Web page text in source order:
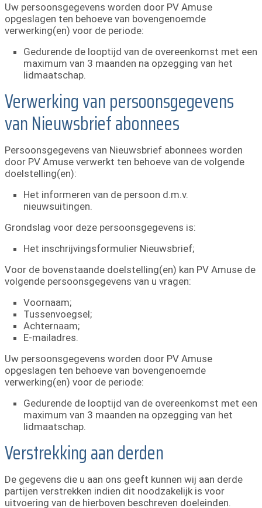
Uw persoonsgegevens worden door PV Amuse
opgeslagen ten behoeve van bovengenoemde
verwerking(en) voor de periode:
Gedurende de looptijd van de overeenkomst met een
maximum van 3 maanden na opzegging van het
lidmaatschap.
Verwerking van persoonsgegevens
van Nieuwsbrief abonnees
Persoonsgegevens van Nieuwsbrief abonnees worden
door PV Amuse verwerkt ten behoeve van de volgende
doelstelling(en):
Het informeren van de persoon d.m.v.
nieuwsuitingen.
Grondslag voor deze persoonsgegevens is:
Het inschrijvingsformulier Nieuwsbrief;
Voor de bovenstaande doelstelling(en) kan PV Amuse de
volgende persoonsgegevens van u vragen:
Voornaam;
Tussenvoegsel;
Achternaam;
E-mailadres.
Uw persoonsgegevens worden door PV Amuse
opgeslagen ten behoeve van bovengenoemde
verwerking(en) voor de periode:
Gedurende de looptijd van de overeenkomst met een
maximum van 3 maanden na opzegging van het
lidmaatschap.
Verstrekking aan derden
De gegevens die u aan ons geeft kunnen wij aan derde
partijen verstrekken indien dit noodzakelijk is voor
uitvoering van de hierboven beschreven doeleinden.